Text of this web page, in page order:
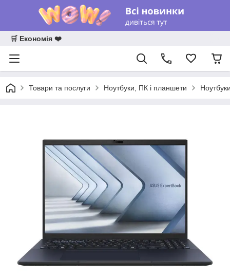
🛒 Економія ❤️
Товари та послуги Ноутбуки, ПК і планшети